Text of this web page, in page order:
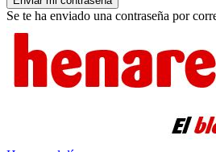
Se te ha enviado una contraseña por